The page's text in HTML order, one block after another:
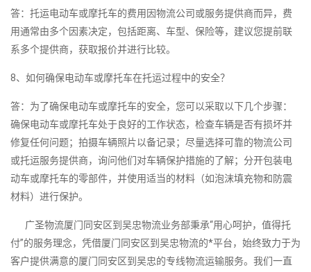
答：托运电动车或摩托车的费用因物流公司或服务提供商而异，费
用通常由多个因素决定，包括距离、车型、保险等，建议您提前联
系多个提供商，获取报价并进行比较。
8、如何确保电动车或摩托车在托运过程中的安全？
答：为了确保电动车或摩托车的安全，您可以采取以下几个步骤：
确保电动车或摩托车处于良好的工作状态，检查车辆是否有损坏并
修复任何问题；拍摄车辆照片以备记录；尽量选择可靠的物流公司
或托运服务提供商，询问他们对车辆保护措施的了解；分开包装电
动车或摩托车的零部件，并使用适当的材料（如泡沫填充物和防震
材料）进行保护。
广圣物流厦门同安区到吴忠物流业务部秉承“用心呵护，值得托
付”的服务理念，凭借厦门同安区到吴忠物流的*平台，始终致力于为
客户提供满意的厦门同安区到吴忠的专线物流运输服务。我们一直